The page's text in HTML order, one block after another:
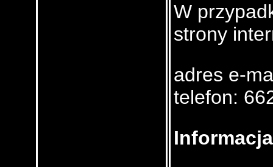
W
strony
adres e-
telefon: